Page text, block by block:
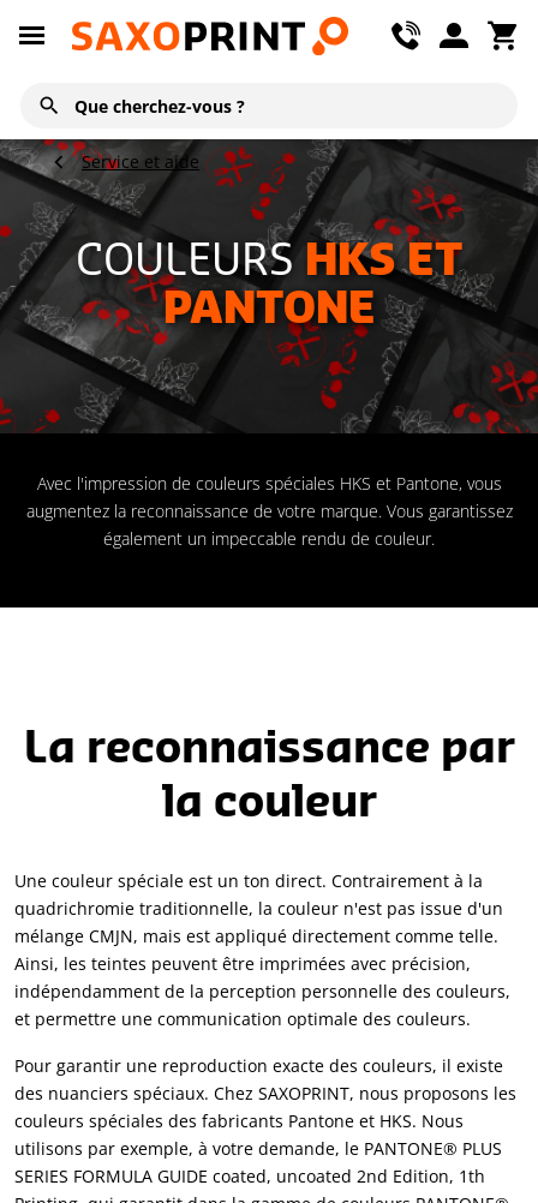
Service et aide
COULEURS HKS ET
PANTONE
Avec l'impression de couleurs spéciales HKS et Pantone, vous
augmentez la reconnaissance de votre marque. Vous garantissez
également un impeccable rendu de couleur.
La reconnaissance par
la couleur
Une couleur spéciale est un ton direct. Contrairement à la
quadrichromie traditionnelle, la couleur n'est pas issue d'un
mélange CMJN, mais est appliqué directement comme telle.
Ainsi, les teintes peuvent être imprimées avec précision,
indépendamment de la perception personnelle des couleurs,
et permettre une communication optimale des couleurs.
Pour garantir une reproduction exacte des couleurs, il existe
des nuanciers spéciaux. Chez SAXOPRINT, nous proposons les
couleurs spéciales des fabricants Pantone et HKS. Nous
utilisons par exemple, à votre demande, le PANTONE® PLUS
SERIES FORMULA GUIDE coated, uncoated 2nd Edition, 1th